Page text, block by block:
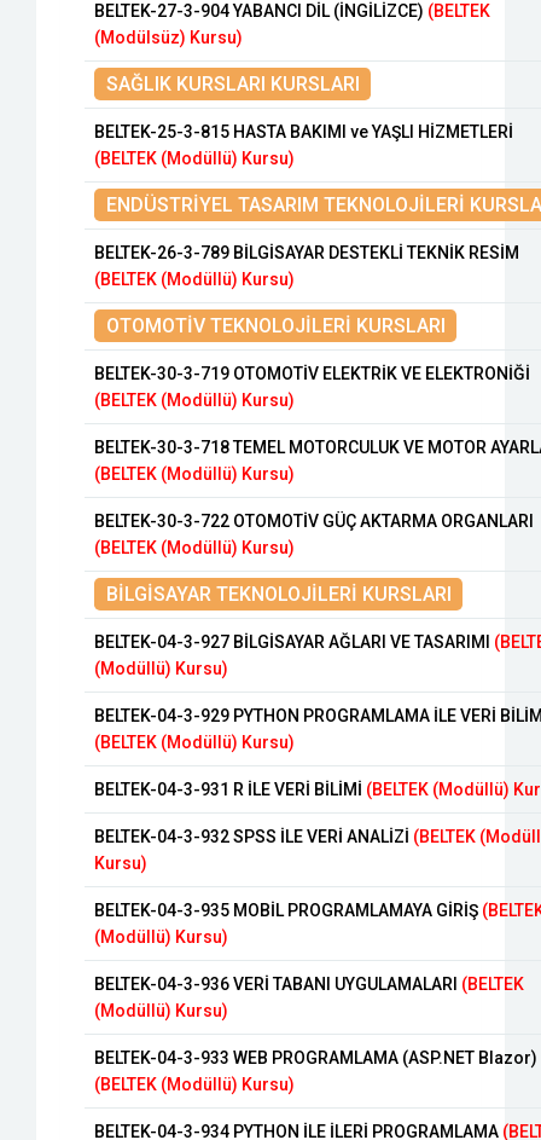
BELTEK-27-3-904 YABANCI DİL (İNGİLİZCE) (BELTEK
(Modülsüz) Kursu)
SAĞLIK KURSLARI KURSLARI
BELTEK-25-3-815 HASTA BAKIMI ve YAŞLI HİZMETLERİ
(BELTEK (Modüllü) Kursu)
ENDÜSTRİYEL TASARIM TEKNOLOJİLERİ
BELTEK-26-3-789 BİLGİSAYAR DESTEKLİ TEKNİK RESİM
(BELTEK (Modüllü) Kursu)
OTOMOTİV TEKNOLOJİLERİ KURSLARI
BELTEK-30-3-719 OTOMOTİV ELEKTRİK VE ELEKTRONİĞİ
(BELTEK (Modüllü) Kursu)
BELTEK-30-3-718 TEMEL MOTORCULUK VE MOTOR
(BELTEK (Modüllü) Kursu)
BELTEK-30-3-722 OTOMOTİV GÜÇ AKTARMA ORGANLARI
(BELTEK (Modüllü) Kursu)
BİLGİSAYAR TEKNOLOJİLERİ KURSLARI
BELTEK-04-3-927 BİLGİSAYAR AĞLARI VE TASARIMI
(Modüllü) Kursu)
BELTEK-04-3-929 PYTHON PROGRAMLAMA İLE VERİ
(BELTEK (Modüllü) Kursu)
BELTEK-04-3-931 R İLE VERİ BİLİMİ (BELTEK (Modüllü)
BELTEK-04-3-932 SPSS İLE VERİ ANALİZİ (BELTEK
Kursu)
BELTEK-04-3-935 MOBİL PROGRAMLAMAYA GİRİŞ
(Modüllü) Kursu)
BELTEK-04-3-936 VERİ TABANI UYGULAMALARI (BELTEK
(Modüllü) Kursu)
BELTEK-04-3-933 WEB PROGRAMLAMA (ASP.NET Blazor)
(BELTEK (Modüllü) Kursu)
BELTEK-04-3-934 PYTHON İLE İLERİ PROGRAMLAMA